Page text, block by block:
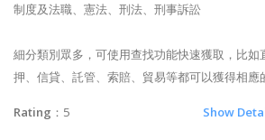
制度及法職、憲法、刑法、刑事訴訟
細分類別眾多，可使用查找功能快速獲取，比
押、信貸、託管、索賠、貿易等都可以獲得相應
Rating ：5 Show